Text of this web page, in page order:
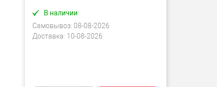
В наличии
Самовывоз: 08-08-2026
Доставка: 10-08-2026